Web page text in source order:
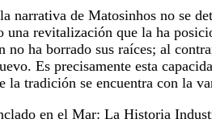
narrativa de Matosinhos no se
una revitalización que la ha
no ha borrado sus raíces; al
Es precisamente esta
la tradición se encuentra con la
en el Mar: La Historia